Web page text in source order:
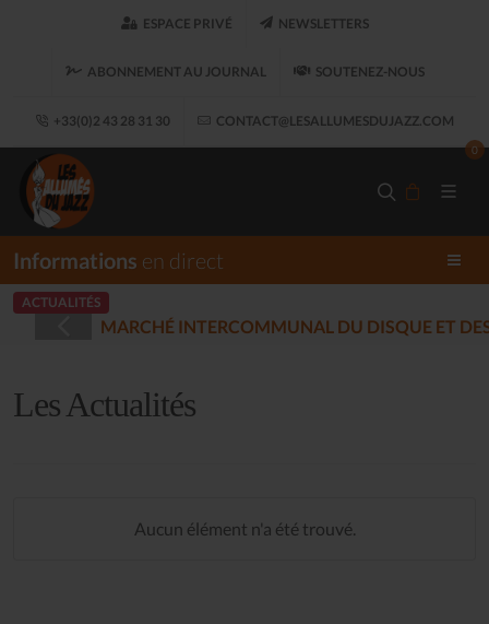
ESPACE PRIVÉ NEWSLETTERS
ABONNEMENT AU JOURNAL SOUTENEZ-NOUS
+33(0)2 43 28 31 30 CONTACT@LESALLUMESDUJAZZ.COM
0
Informations en direct
ACTUALITÉS
DU DISQUE ET DES MUSIQUES ENREGISTRÉES
Les Actualités
Aucun élément n'a été trouvé.